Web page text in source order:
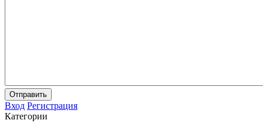
Отправить
Вход Регистрация
Категории